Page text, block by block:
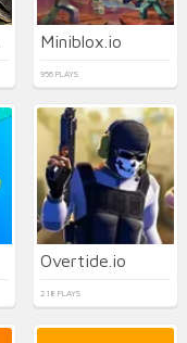
Miniblox.io
956 PLAYS
Overtide.io
218 PLAYS